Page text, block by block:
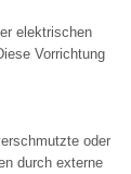
elektrischen
Vorrichtung
oder
durch externe